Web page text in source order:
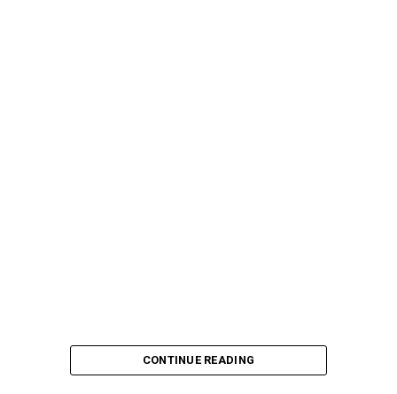
Source link
CONTINUE READING